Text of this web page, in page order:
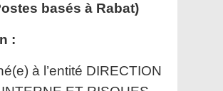
basés à Rabat)
:
à l’entité DIRECTION